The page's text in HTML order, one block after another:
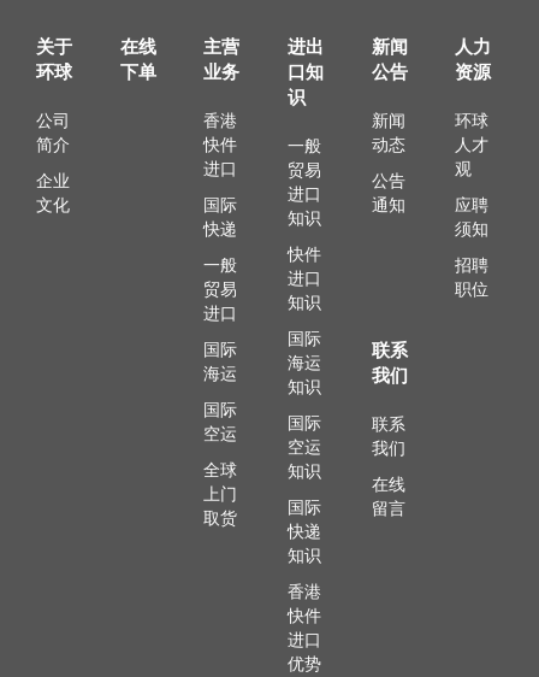
关于
环球
公司
简介
企业
文化
在线
下单
主营
业务
香港
快件
进口
国际
快递
一般
贸易
进口
国际
海运
国际
空运
全球
上门
取货
进出
口知
识
一般
贸易
进口
知识
快件
进口
知识
国际
海运
知识
国际
空运
知识
国际
快递
知识
香港
快件
进口
优势
新闻
公告
新闻
动态
公告
通知
人力
资源
环球
人才
观
应聘
须知
招聘
职位
联系
我们
联系
我们
在线
留言